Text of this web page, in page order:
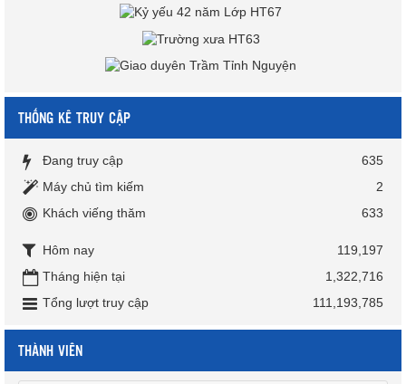
THỐNG KÊ TRUY CẬP
Đang truy cập
635
Máy chủ tìm kiếm
2
Khách viếng thăm
633
Hôm nay
119,197
Tháng hiện tại
1,322,716
Tổng lượt truy cập
111,193,785
THÀNH VIÊN